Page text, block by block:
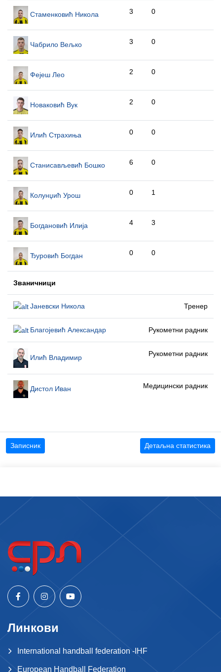
Стаменковић Никола 3 0
Чабрило Вељко 3 0
Фејеш Лео 2 0
Новаковић Вук 2 0
Илић Страхиња 0 0
Станисављевић Бошко 6 0
Колунџић Урош 0 1
Богдановић Илија 4 3
Ђуровић Богдан 0 0
Званичници
Јаневски Никола Тренер
Благојевић Александар Рукометни радник
Илић Владимир Рукометни радник
Дистол Иван Медицински радник
Записник Детаљна статистика
Линкови
International handball federation -IHF
European Handball Federation